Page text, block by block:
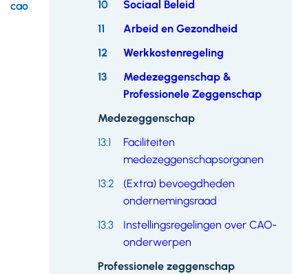
cao
10
Sociaal Beleid
11
Arbeid en Gezondheid
12
Werkkostenregeling
13
Medezeggenschap &
Professionele Zeggenschap
Medezeggenschap
13:1
Faciliteiten
medezeggenschapsorganen
13:2
(Extra) bevoegdheden
ondernemingsraad
13:3
Instellingsregelingen over CAO-
onderwerpen
Professionele zeggenschap